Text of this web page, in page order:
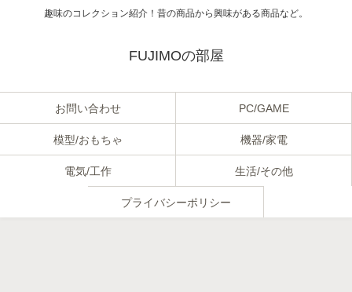
趣味のコレクション紹介！昔の商品から興味がある商品など。
FUJIMOの部屋
お問い合わせ PC/GAME
模型/おもちゃ 機器/家電
電気/工作 生活/その他
プライバシーポリシー